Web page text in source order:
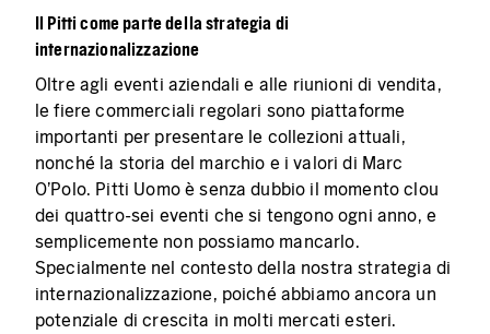
Il Pitti come parte della strategia di
internazionalizzazione
Oltre agli eventi aziendali e alle riunioni di vendita,
le fiere commerciali regolari sono piattaforme
importanti per presentare le collezioni attuali,
nonché la storia del marchio e i valori di Marc
O'Polo. Pitti Uomo è senza dubbio il momento clou
dei quattro-sei eventi che si tengono ogni anno, e
semplicemente non possiamo mancarlo.
Specialmente nel contesto della nostra strategia di
internazionalizzazione, poiché abbiamo ancora un
potenziale di crescita in molti mercati esteri.